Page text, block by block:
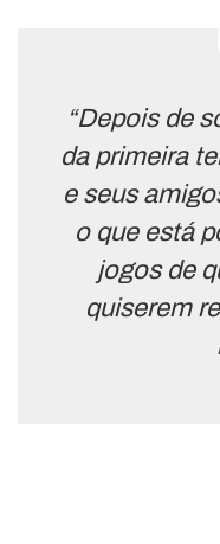
“Depois de
da primeira
e seus
o que está
jogos de
quiserem